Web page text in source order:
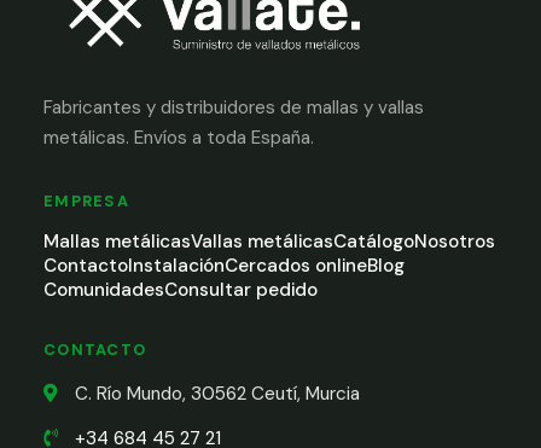
Fabricantes y distribuidores de mallas y vallas
metálicas. Envíos a toda España.
EMPRESA
Mallas metálicasVallas metálicasCatálogoNosotros
ContactoInstalaciónCercados onlineBlog
ComunidadesConsultar pedido
CONTACTO
C. Río Mundo, 30562 Ceutí, Murcia
+34 684 45 27 21